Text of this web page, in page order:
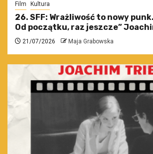
Film Kultura
26. SFF: Wrażliwość to nowy
Od początku, raz jeszcze”
21/07/2026 Maja Grabowska